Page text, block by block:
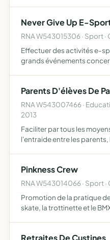
Never Give Up E-
RNA W543015306 · Sport
Effectuer des activités e-
grands événements
Parents D'élèves De
RNA W543007466 ·
2013
Faciliter par tous les
l'entraide entre les parents,
Pinkness Crew
RNA W543014066 · Sport ·
Promotion de la pratique
skate, la trottinette et le
nécessaires au…
Retraites De Custines